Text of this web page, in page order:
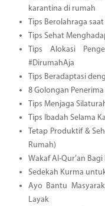
karantina di rumah
Tips Berolahraga saat
Tips Sehat
Tips Alokasi
#DirumahAja
Tips Beradaptasi
8 Golongan
Tips Menjaga
Tips Ibadah Selama
Tetap Produktif &
Rumah)
Wakaf Al-Qur’an
Sedekah Kurma
Ayo Bantu
Layak